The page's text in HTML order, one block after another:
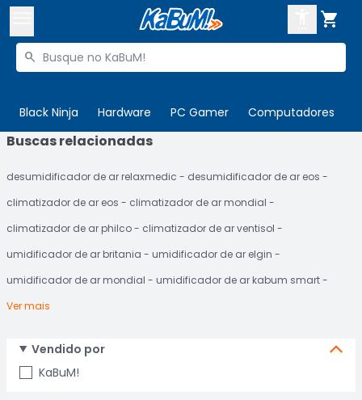

Buscar produtos

Black Ninja Hardware PC Gamer Computadores

 Departamentos
Cupons
Mais Vendidos
ENTRE
CADASTRE-SE
Buscas relacionadas
desumidificador de ar relaxmedic
desumidificador de ar eos
climatizador de ar eos
climatizador de ar mondial
climatizador de ar philco
climatizador de ar ventisol
umidificador de ar britania
umidificador de ar elgin
umidificador de ar mondial
umidificador de ar kabum smart
Ver mais
Vendido por
KaBuM!